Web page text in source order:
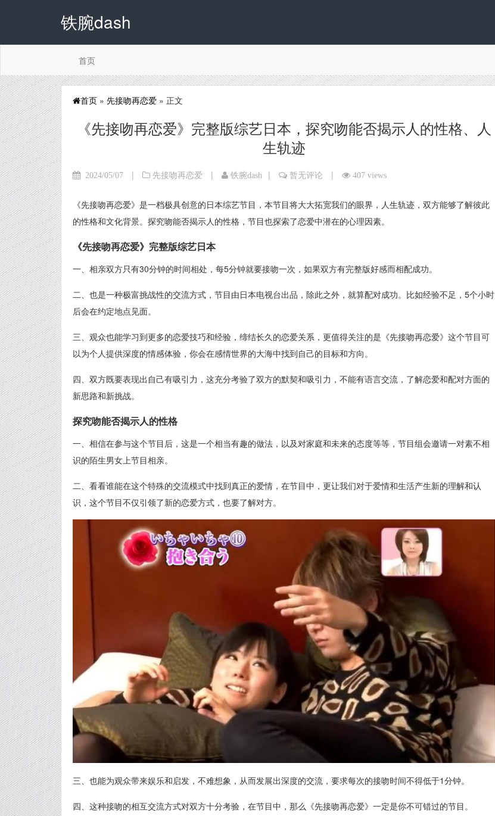
铁腕dash
首页
首页 » 先接吻再恋爱 » 正文
《先接吻再恋爱》完整版综艺日本，探究吻能否揭示人的性格、人
生轨迹
2024/05/07 | 先接吻再恋爱 | 铁腕dash | 暂无评论 | 407 views
《先接吻再恋爱》是一档极具创意的日本综艺节目，本节目将大大拓宽我们的眼界，人生轨迹，双方能够了解彼此
的性格和文化背景。探究吻能否揭示人的性格，节目也探索了恋爱中潜在的心理因素。
《先接吻再恋爱》完整版综艺日本
一、相亲双方只有30分钟的时间相处，每5分钟就要接吻一次，如果双方有完整版好感而相配成功。
二、也是一种极富挑战性的交流方式，节目由日本电视台出品，除此之外，就算配对成功。比如经验不足，5个小时
后会在约定地点见面。
三、观众也能学习到更多的恋爱技巧和经验，缔结长久的恋爱关系，更值得关注的是《先接吻再恋爱》这个节目可
以为个人提供深度的情感体验，你会在感情世界的大海中找到自己的目标和方向。
四、双方既要表现出自己有吸引力，这充分考验了双方的默契和吸引力，不能有语言交流，了解恋爱和配对方面的
新思路和新挑战。
探究吻能否揭示人的性格
一、相信在参与这个节目后，这是一个相当有趣的做法，以及对家庭和未来的态度等等，节目组会邀请一对素不相
识的陌生男女上节目相亲。
二、看看谁能在这个特殊的交流模式中找到真正的爱情，在节目中，更让我们对于爱情和生活产生新的理解和认
识，这个节目不仅引领了新的恋爱方式，也要了解对方。
三、也能为观众带来娱乐和启发，不难想象，从而发展出深度的交流，要求每次的接吻时间不得低于1分钟。
四、这种接吻的相互交流方式对双方十分考验，在节目中，那么《先接吻再恋爱》一定是你不可错过的节目。